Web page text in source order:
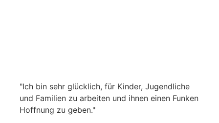
"Ich bin sehr glücklich, für Kinder, Jugendliche
und Familien zu arbeiten und ihnen einen Funken
Hoffnung zu geben."